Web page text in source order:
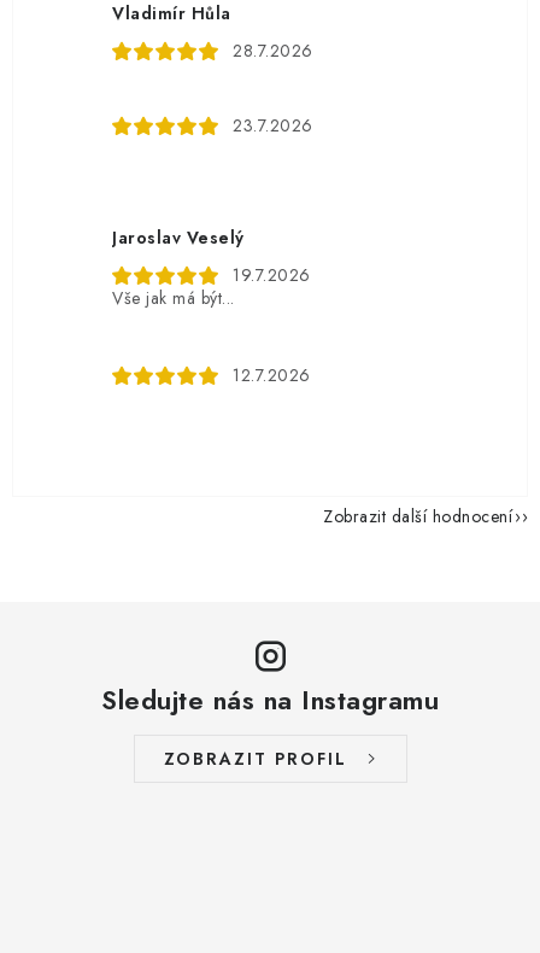
Vladimír Hůla
28.7.2026
23.7.2026
Jaroslav Veselý
19.7.2026
Vše jak má být...
12.7.2026
Zobrazit další hodnocení
Sledujte nás na Instagramu
ZOBRAZIT PROFIL